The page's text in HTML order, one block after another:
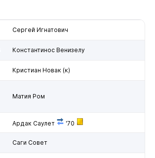
Сергей Игнатович
Константинос Венизелу
Кристиан Новак (к)
Матия Ром
Ардак Саулет '70
Саги Совет